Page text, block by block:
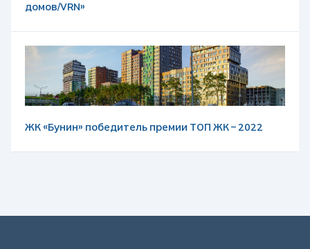
домов/VRN»
ЖК «Бунин» победитель премии ТОП ЖК – 2022